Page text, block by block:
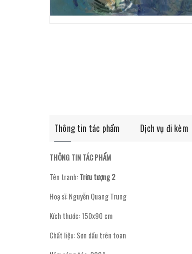
Thông tin tác phẩm Dịch vụ đi kèm
THÔNG TIN TÁC PHẨM
Tên tranh:Trừu tượng 2
Hoạ sĩ: Nguyễn Quang Trung
Kích thước: 150x90 cm
Chất liệu: Sơn dầu trên toan